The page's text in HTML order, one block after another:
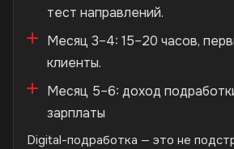
тест направлений.
Месяц 3–4: 15–20 часов,
клиенты.
Месяц 5–6: доход
зарплаты
Digital-подработка — это не